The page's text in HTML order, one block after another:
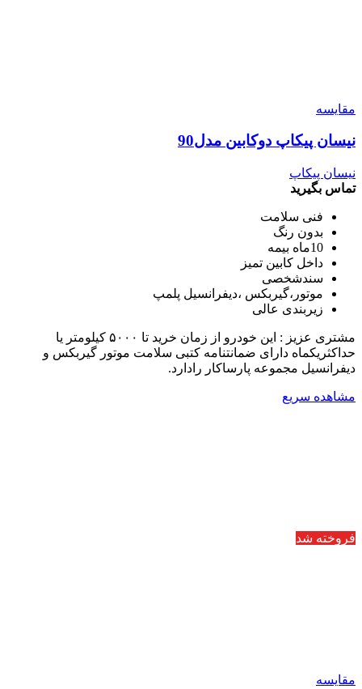
مقایسه
نیسان پیکاپ دوکابین مدل90
نیسان پیکاپ
تماس بگیرید
فنی سلامت
بدون رنگ
10ماه بیمه
داخل کابین تمیز
سندشخصی
موتور،گیربکس ،دیفرانسیل پلمپ
زیربندی عالی
مشتری عزیز : این خودرو از زمان خرید تا ۵۰۰۰ کیلومتر یا
حداکثریکماه دارای ضمانتنامه کتبی سلامت موتور گیربکس و
دیفرانسیل مجموعه پارساکار رادارد.
مشاهده سریع
فروخته شد
مقایسه